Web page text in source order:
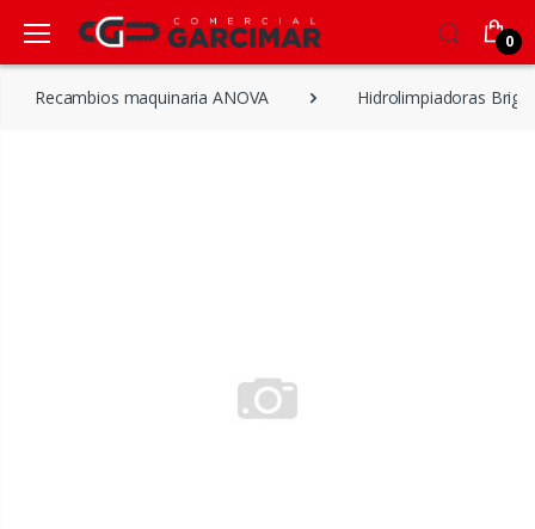
0
Recambios maquinaria ANOVA Hidrolimpiadoras